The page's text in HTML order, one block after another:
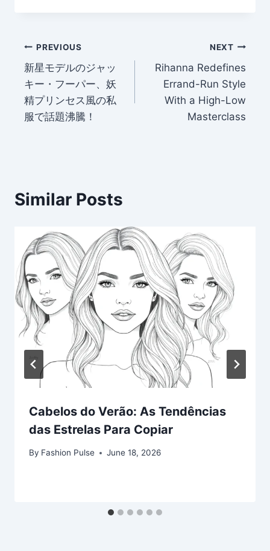
Post
navigation
PREVIOUS
新星モデルのジャッ
キー・フーパー、妖
精プリンセス風の私
服で話題沸騰！
NEXT
Rihanna Redefines
Errand-Run Style
With a High-Low
Masterclass
Similar Posts
Cabelos do Verão: As Tendências
das Estrelas Para Copiar
By Fashion Pulse June 18, 2026